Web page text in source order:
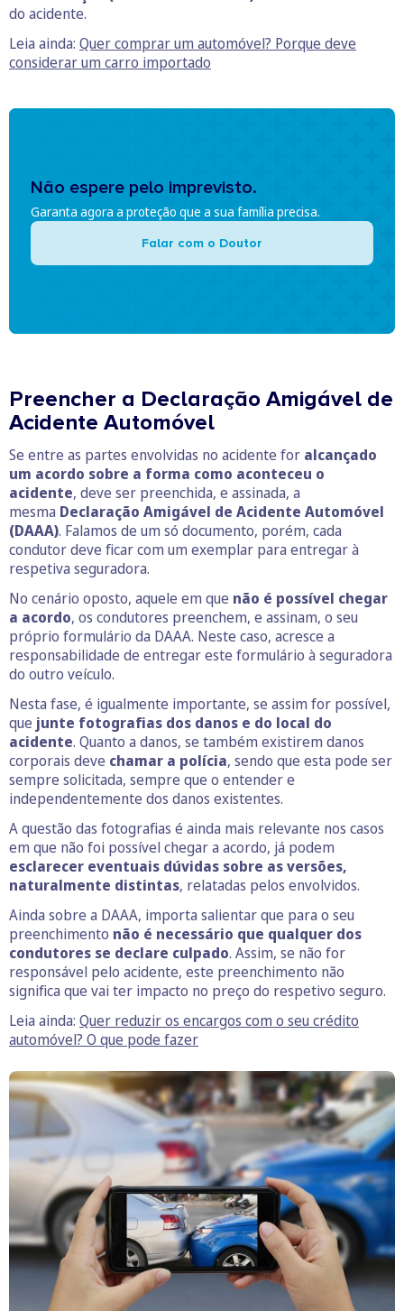
do acidente.
Leia ainda: Quer comprar um automóvel? Porque deve
considerar um carro importado
Não espere pelo imprevisto.
Garanta agora a proteção que a sua família precisa.
Falar com o Doutor
Preencher a Declaração Amigável de
Acidente Automóvel
Se entre as partes envolvidas no acidente for alcançado
um acordo sobre a forma como aconteceu o
acidente, deve ser preenchida, e assinada, a
mesma Declaração Amigável de Acidente Automóvel
(DAAA). Falamos de um só documento, porém, cada
condutor deve ficar com um exemplar para entregar à
respetiva seguradora.
No cenário oposto, aquele em que não é possível chegar
a acordo, os condutores preenchem, e assinam, o seu
próprio formulário da DAAA. Neste caso, acresce a
responsabilidade de entregar este formulário à seguradora
do outro veículo.
Nesta fase, é igualmente importante, se assim for possível,
que junte fotografias dos danos e do local do
acidente. Quanto a danos, se também existirem danos
corporais deve chamar a polícia, sendo que esta pode ser
sempre solicitada, sempre que o entender e
independentemente dos danos existentes.
A questão das fotografias é ainda mais relevante nos casos
em que não foi possível chegar a acordo, já podem
esclarecer eventuais dúvidas sobre as versões,
naturalmente distintas, relatadas pelos envolvidos.
Ainda sobre a DAAA, importa salientar que para o seu
preenchimento não é necessário que qualquer dos
condutores se declare culpado. Assim, se não for
responsável pelo acidente, este preenchimento não
significa que vai ter impacto no preço do respetivo seguro.
Leia ainda: Quer reduzir os encargos com o seu crédito
automóvel? O que pode fazer